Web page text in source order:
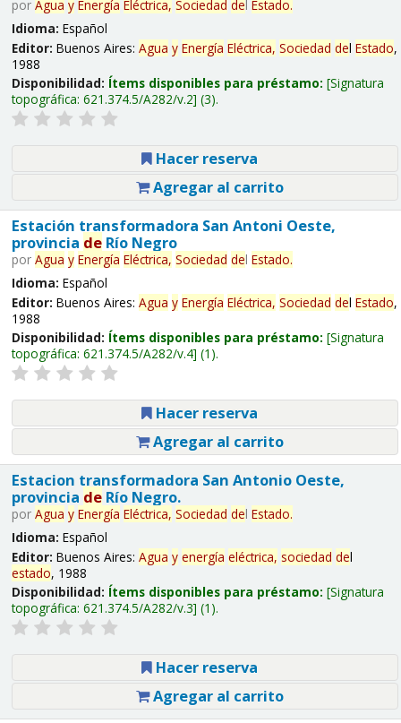
por Agua y Energía Eléctrica, Sociedad del Estado.
Idioma: Español
Editor: Buenos Aires: Agua y Energía Eléctrica, Sociedad del Estado,
1988
Disponibilidad: Ítems disponibles para préstamo: Signatura
topográfica: 621.374.5/A282/v.2 (3).
Hacer reserva
Agregar al carrito
Estación transformadora San Antoni Oeste,
provincia deRío Negro
por Agua y Energía Eléctrica, Sociedad del Estado.
Idioma: Español
Editor: Buenos Aires: Agua y Energía Eléctrica, Sociedad del Estado,
1988
Disponibilidad: Ítems disponibles para préstamo: Signatura
topográfica: 621.374.5/A282/v.4 (1).
Hacer reserva
Agregar al carrito
Estacion transformadora San Antonio Oeste,
provincia deRío Negro.
por Agua y Energía Eléctrica, Sociedad del Estado.
Idioma: Español
Editor: Buenos Aires: Agua y energía eléctrica, sociedad del
estado, 1988
Disponibilidad: Ítems disponibles para préstamo: Signatura
topográfica: 621.374.5/A282/v.3 (1).
Hacer reserva
Agregar al carrito